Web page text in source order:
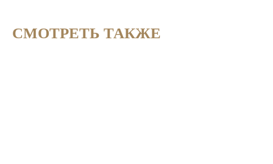
СМОТРЕТЬ ТАКЖЕ